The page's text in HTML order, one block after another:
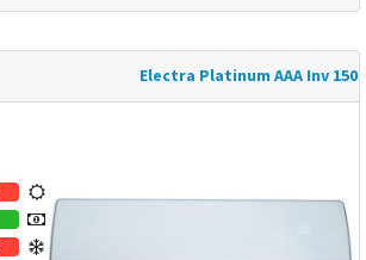
Electra Platinum AAA Inv 150